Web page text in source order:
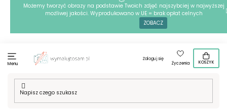
Przejść
treści
Możemy tworzyć obrazy na podstawie Twoich zdjęć najszybciej w najwyższej
możliwej jakości. Wyprodukowano w UE = brak opłat celnych
ZOBACZ
Menu
Zaloguj się
Życzenia
KOSZYK
Home
Techniki / Malowanie po numerach
Emocje